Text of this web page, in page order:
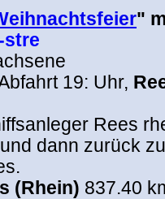
"
stre
19: Uhr,
Rees
dann zurück
(Rhein) 837.40